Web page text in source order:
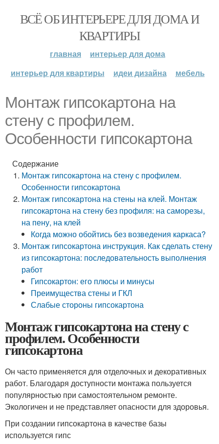
ВСЁ ОБ ИНТЕРЬЕРЕ ДЛЯ ДОМА И
КВАРТИРЫ
главная
интерьер для дома
интерьер для квартиры
идеи дизайна мебель
Монтаж гипсокартона на
стену с профилем.
Особенности гипсокартона
Содержание
Монтаж гипсокартона на стену с профилем.
Особенности гипсокартона
Монтаж гипсокартона на стены на клей. Монтаж
гипсокартона на стену без профиля: на саморезы,
на пену, на клей
Когда можно обойтись без возведения каркаса?
Монтаж гипсокартона инструкция. Как сделать стену
из гипсокартона: последовательность выполнения
работ
Гипсокартон: его плюсы и минусы
Преимущества стены и ГКЛ
Слабые стороны гипсокартона
Монтаж гипсокартона на стену с
профилем. Особенности
гипсокартона
Он часто применяется для отделочных и декоративных
работ. Благодаря доступности монтажа пользуется
популярностью при самостоятельном ремонте.
Экологичен и не представляет опасности для здоровья.
При создании гипсокартона в качестве базы
используется гипс